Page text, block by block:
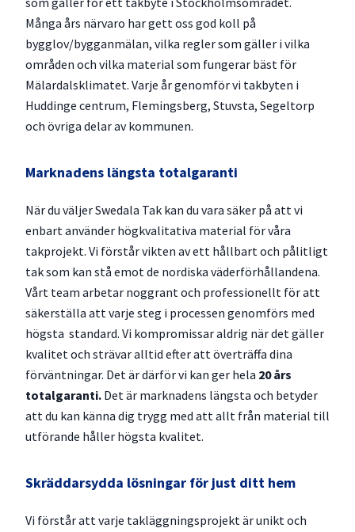
Många års närvaro har gett oss god koll på
bygglov/bygganmälan, vilka regler som gäller i vilka
områden och vilka material som fungerar bäst för
Mälardalsklimatet. Varje år genomför vi takbyten i
Huddinge centrum, Flemingsberg, Stuvsta, Segeltorp
och övriga delar av kommunen.
Marknadens längsta totalgaranti
När du väljer Swedala Tak kan du vara säker på att vi
enbart använder högkvalitativa material för våra
takprojekt. Vi förstår vikten av ett hållbart och pålitligt
tak som kan stå emot de nordiska väderförhållandena.
Vårt team arbetar noggrant och professionellt för att
säkerställa att varje steg i processen genomförs med
högsta standard. Vi kompromissar aldrig när det gäller
kvalitet och strävar alltid efter att överträffa dina
förväntningar. Det är därför vi kan ger hela 20 års
totalgaranti. Det är marknadens längsta och betyder
att du kan känna dig trygg med att allt från material till
utförande håller högsta kvalitet.
Skräddarsydda lösningar för just ditt hem
Vi förstår att varje takläggningsprojekt är unikt och